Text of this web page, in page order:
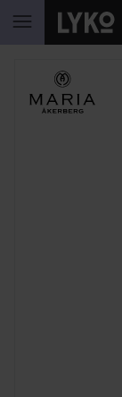
SIIRTYÄ JHK